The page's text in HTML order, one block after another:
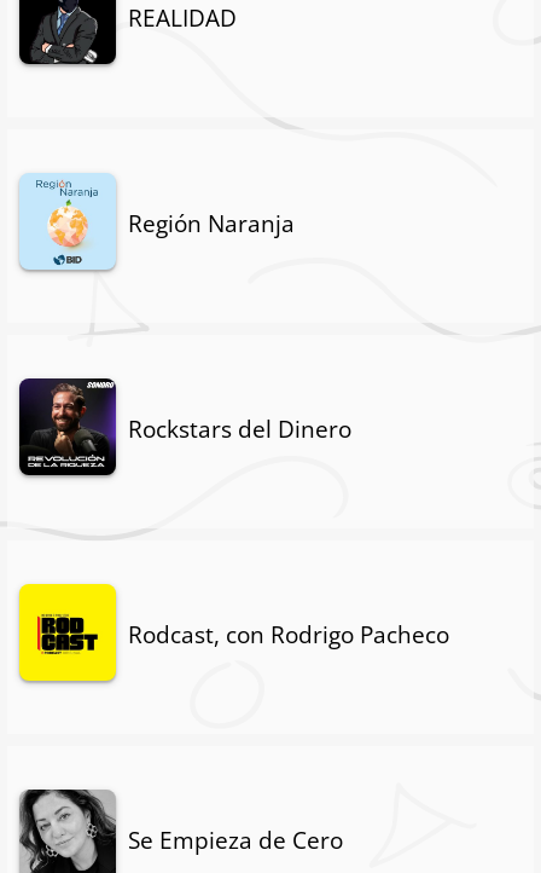
REALIDAD
Región Naranja
Rockstars del Dinero
Rodcast, con Rodrigo Pacheco
Se Empieza de Cero